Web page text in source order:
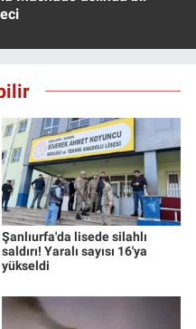
Şanlıurfa'da lisede silahlı
saldırı! Yaralı sayısı 16'ya
yükseldi